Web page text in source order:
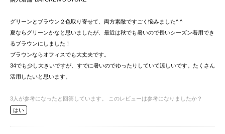
グリーンとブラウン２色取り寄せて、両方素敵ですごく悩みました^ ^
夏ならグリーンかなと思いましたが、最近は秋でも暑いので長いシーズン着用でき
るブラウンにしました！
ブラウンならオフィスでも大丈夫です。
34でも少し大きいですが、すでに暑いのでゆったりしていて涼しいです。たくさん
活用したいと思います。
3 人が参考になったと回答しています。
このレビューは参考になりましたか？
はい